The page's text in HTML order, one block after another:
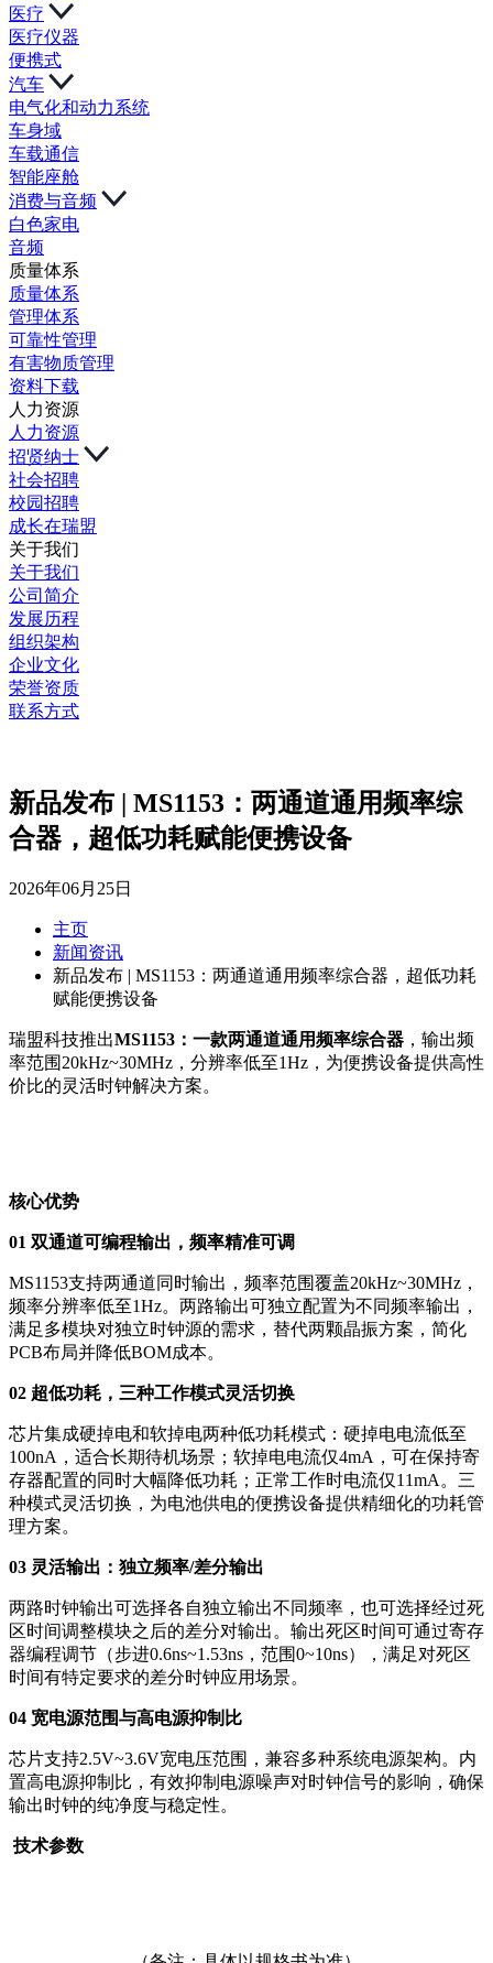
医疗
医疗仪器
便携式
汽车
电气化和动力系统
车身域
车载通信
智能座舱
消费与音频
白色家电
音频
质量体系
质量体系
管理体系
可靠性管理
有害物质管理
资料下载
人力资源
人力资源
招贤纳士
社会招聘
校园招聘
成长在瑞盟
关于我们
关于我们
公司简介
发展历程
组织架构
企业文化
荣誉资质
联系方式
新品发布 | MS1153：两通道通用频率综
合器，超低功耗赋能便携设备
2026年06月25日
主页
新闻资讯
新品发布 | MS1153：两通道通用频率综合器，超低功耗
赋能便携设备
瑞盟科技推出MS1153：一款两通道通用频率综合器 ，输出频
率范围20kHz~30MHz，分辨率低至1Hz，为便携设备提供高性
价比的灵活时钟解决方案。
核心优势
01 双通道可编程输出，频率精准可调
MS1153支持两通道同时输出，频率范围覆盖20kHz~30MHz，
频率分辨率低至1Hz。两路输出可独立配置为不同频率输出，
满足多模块对独立时钟源的需求，替代两颗晶振方案，简化
PCB布局并降低BOM成本。
02 超低功耗，三种工作模式灵活切换
芯片集成硬掉电和软掉电两种低功耗模式：硬掉电电流低至
100nA，适合长期待机场景；软掉电电流仅4mA，可在保持寄
存器配置的同时大幅降低功耗；正常工作时电流仅11mA。三
种模式灵活切换，为电池供电的便携设备提供精细化的功耗管
理方案。
03 灵活输出：独立频率/差分输出
两路时钟输出可选择各自独立输出不同频率，也可选择经过死
区时间调整模块之后的差分对输出。输出死区时间可通过寄存
器编程调节（步进0.6ns~1.53ns，范围0~10ns），满足对死区
时间有特定要求的差分时钟应用场景。
04 宽电源范围与高电源抑制比
芯片支持2.5V~3.6V宽电压范围，兼容多种系统电源架构。内
置高电源抑制比，有效抑制电源噪声对时钟信号的影响，确保
输出时钟的纯净度与稳定性。
技术参数